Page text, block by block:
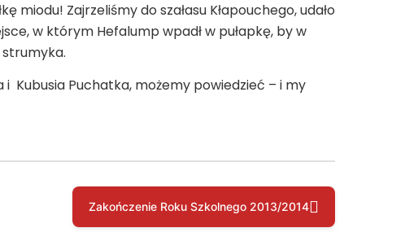
Zajrzeliśmy do szałasu Kłapouchego, udało
w którym Hefalump wpadł w pułapkę, by w
Kubusia Puchatka, możemy powiedzieć – i my
Zakończenie Roku Szkolnego 2013/2014